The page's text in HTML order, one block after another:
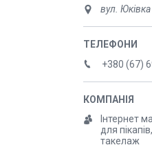
вул.
+380 (67)
Інтернет
для
такелаж